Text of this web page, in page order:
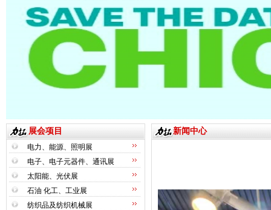
展会项目
电力、能源、照明展
电子、电子元器件、通讯展
太阳能、光伏展
石油 化工、工业展
纺织品及纺织机械展
新闻中心